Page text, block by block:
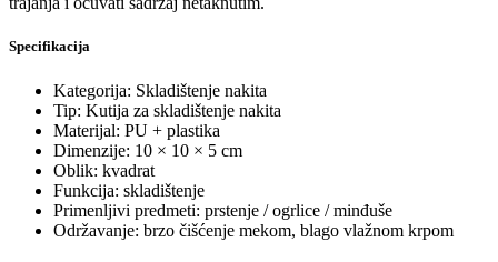
Specifikacija
Kategorija: Skladištenje nakita
Tip: Kutija za skladištenje nakita
Materijal: PU + plastika
Dimenzije: 10 × 10 × 5 cm
Oblik: kvadrat
Funkcija: skladištenje
Primenljivi predmeti: prstenje / ogrlice / minđuše
Održavanje: brzo čišćenje mekom, blago vlažnom krpom